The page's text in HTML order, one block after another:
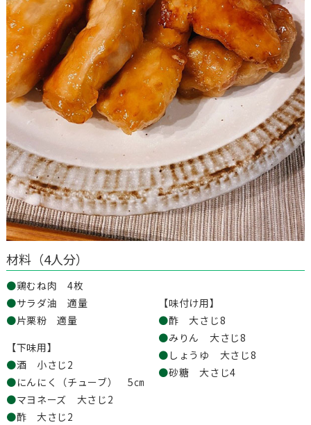
材料（4人分）
●鶏むね肉 4枚
●サラダ油 適量
●片栗粉 適量
【下味用】
●酒 小さじ2
●にんにく（チューブ） 5㎝
●マヨネーズ 大さじ2
●酢 大さじ2
【味付け用】
●酢 大さじ8
●みりん 大さじ8
● しょうゆ 大さじ8
●砂糖 大さじ4